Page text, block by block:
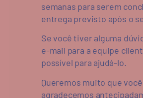
semanas para serem
entrega previsto após o
Se você tiver alguma
e-mail para a equipe
possível para ajudá-lo.
Queremos muito que
agradecemos